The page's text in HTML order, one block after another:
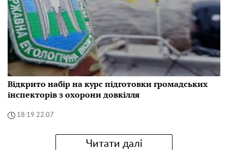
Відкрито набір на курс підготовки громадських
інспекторів з охорони довкілля
18:19 22.07
Читати далі